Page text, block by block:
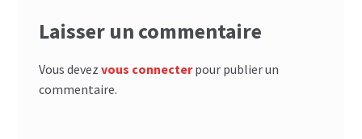
Laisser un commentaire
Vous devezvous connecterpour publier un
commentaire.